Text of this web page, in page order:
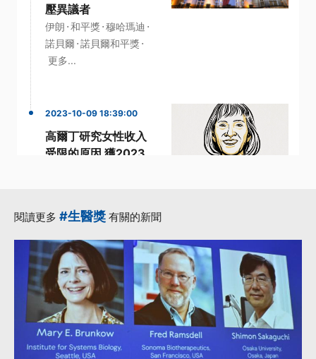
壓異議者
伊朗 ·和平獎·穆哈瑪迪 ·
諾貝爾 ·諾貝爾和平獎·
更多...
2023-10-09 18:39:00
高爾丁研究女性收入
受限的原因 獲2023
更多...
閱讀更多 #生醫獎 有關的新聞